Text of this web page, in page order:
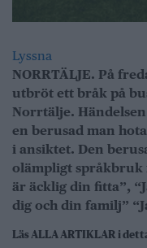
Lyssna
NORRTÄLJE. På
utbröt ett bråk på
Norrtälje.
en berusad man
i ansiktet. Den
olämpligt språkbruk
är äcklig din fitta”,
dig och din familj”
Läs ALLA ARTIKLAR i